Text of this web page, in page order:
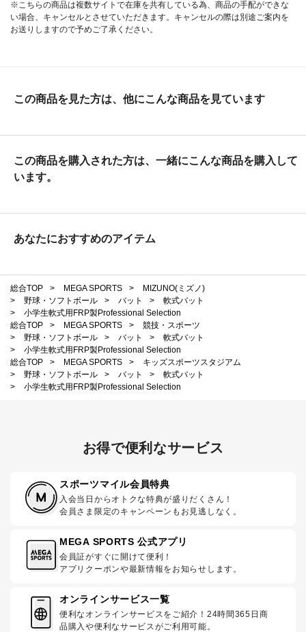
※こちらの商品は複数サイトで在庫を共有している為、商品の手配ができな
い場合、キャンセルとさせていただきます。キャンセルの際は別途ご案内を
お送りしますので予めご了承ください。
この商品を見た方は、他にこんな商品を見ています
この商品を購入された方は、一緒にこんな商品を購入して
います。
あなたにおすすめのアイテム
総合TOP > MEGA SPORTS >
MIZUNO(ミズノ)
>
野球・ソフトボール > バット >
軟式バット
>
小学生軟式用FRP製Professional Selection
総合TOP
> MEGA SPORTS >
競技・スポーツ
>
野球・ソフトボール > バット >
軟式バット
>
小学生軟式用FRP製Professional Selection
総合TOP
> MEGA SPORTS >
キッズスポーツスタジアム
>
野球・ソフトボール > バット >
軟式バット
>
小学生軟式用FRP製Professional Selection
お得で便利なサービス
スポーツマイル会員特典
入会当日からオトクな特典が盛りだくさん！
会員さま限定のキャンペーンもお見逃しなく。
MEGA SPORTS 公式アプリ
会員証がすぐに開けて便利！
アプリクーポンや最新情報をお知らせします。
オンラインサービス一覧
便利なオンラインサービスをご紹介！24時間365日商
品購入や便利なサービスがご利用可能。